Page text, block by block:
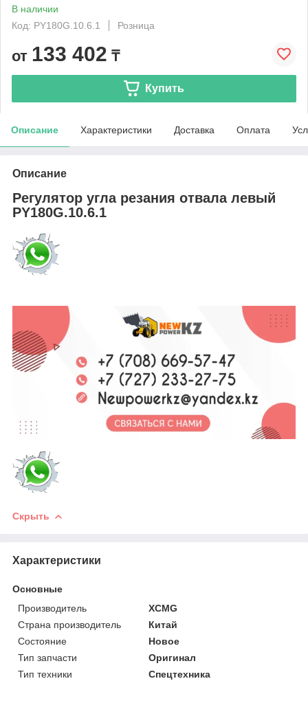
В наличии
Код: PY180G.10.6.1
Розница
от 133 402 ₸
Купить
Описание Характеристики Доставка Оплата
Описание
Регулятор угла резания отвала левый
PY180G.10.6.1
Скрыть
Характеристики
Основные
Производитель
XCMG
Страна производитель
Китай
Состояние
Новое
Тип запчасти
Оригинал
Тип техники
Спецтехника